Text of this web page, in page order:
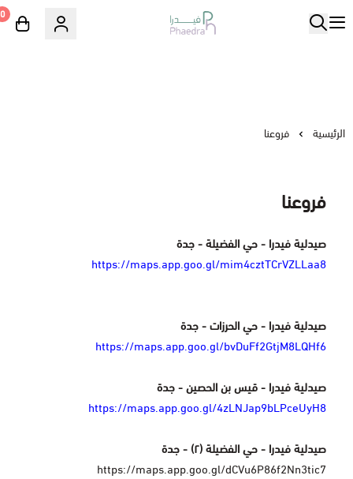
0
الرئيسية فروعنا
فروعنا
صيدلية فيدرا - حي الفضيلة - جدة
https://maps.app.goo.gl/mim4cztTCrVZLLaa8
صيدلية فيدرا - حي الحرزات - جدة
https://maps.app.goo.gl/bvDuFf2GtjM8LQHf6
صيدلية فيدرا - قيس بن الحصين - جدة
https://maps.app.goo.gl/4zLNJap9bLPceUyH8
صيدلية فيدرا - حي الفضيلة (٢) - جدة
https://maps.app.goo.gl/dCVu6P86f2Nn3tic7